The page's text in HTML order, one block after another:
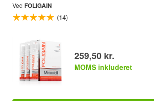
Ved FOLIGAIN
(14)
259,50 kr.
MOMS inkluderet